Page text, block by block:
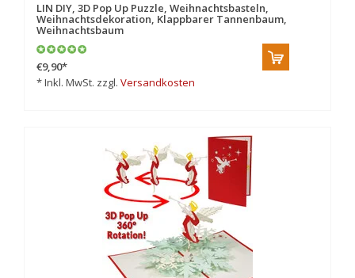
LIN DIY, 3D Pop Up Puzzle, Weihnachtsbasteln,
Weihnachtsdekoration, Klappbarer Tannenbaum,
Weihnachtsbaum
€9,90*
* Inkl. MwSt. zzgl. Versandkosten